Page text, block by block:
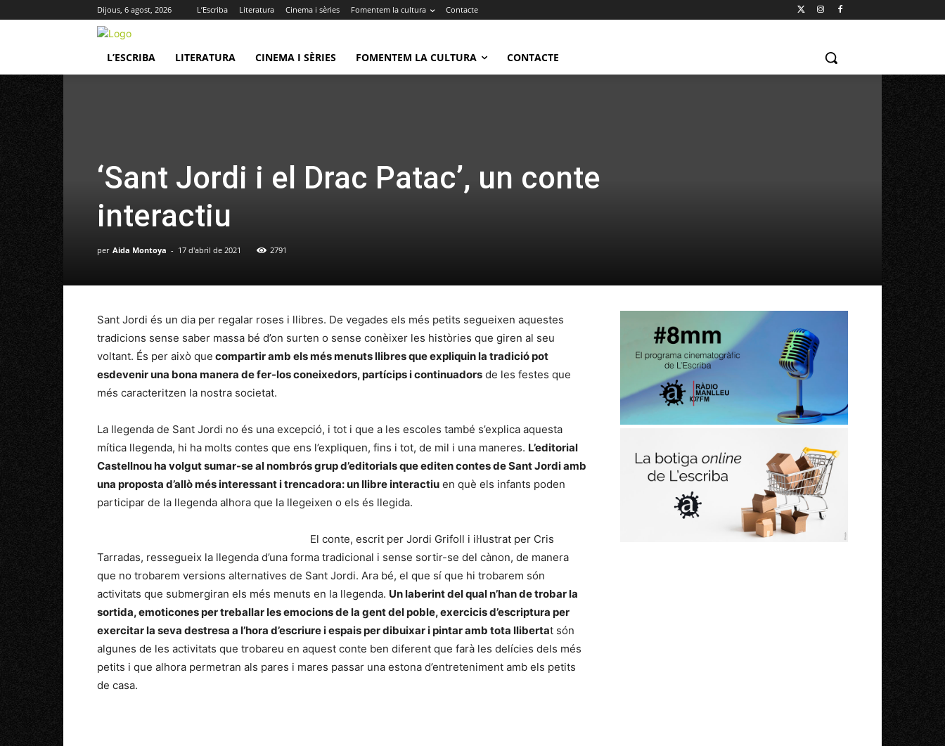
Dijous, 6 agost, 2026 L’Escriba Literatura Cinema i sèries Fomentem la cultura Contacte
L’ESCRIBA LITERATURA CINEMA I SÈRIES FOMENTEM LA CULTURA CONTACTE
‘Sant Jordi i el Drac Patac’, un conte
interactiu
per Aida Montoya - 17 d'abril de 2021 2791
Sant Jordi és un dia per regalar roses i llibres. De vegades els més petits segueixen aquestes
tradicions sense saber massa bé d’on surten o sense conèixer les històries que giren al seu
voltant. És per això que compartir amb els més menuts llibres que expliquin la tradició pot
esdevenir una bona manera de fer-los coneixedors, partícips i continuadors de les festes que
més caracteritzen la nostra societat.
La llegenda de Sant Jordi no és una excepció, i tot i que a les escoles també s’explica aquesta
mítica llegenda, hi ha molts contes que ens l’expliquen, fins i tot, de mil i una maneres. L’editorial
Castellnou ha volgut sumar-se al nombrós grup d’editorials que editen contes de Sant Jordi amb
una proposta d’allò més interessant i trencadora: un llibre interactiu en què els infants poden
participar de la llegenda alhora que la llegeixen o els és llegida.
El conte, escrit per Jordi Grifoll i il·lustrat per Cris
Tarradas, ressegueix la llegenda d’una forma tradicional i sense sortir-se del cànon, de manera
que no trobarem versions alternatives de Sant Jordi. Ara bé, el que sí que hi trobarem són
activitats que submergiran els més menuts en la llegenda. Un laberint del qual n’han de trobar la
sortida, emoticones per treballar les emocions de la gent del poble, exercicis d’escriptura per
exercitar la seva destresa a l’hora d’escriure i espais per dibuixar i pintar amb tota llibertat són
algunes de les activitats que trobareu en aquest conte ben diferent que farà les delícies dels més
petits i que alhora permetran als pares i mares passar una estona d’entreteniment amb els petits
de casa.